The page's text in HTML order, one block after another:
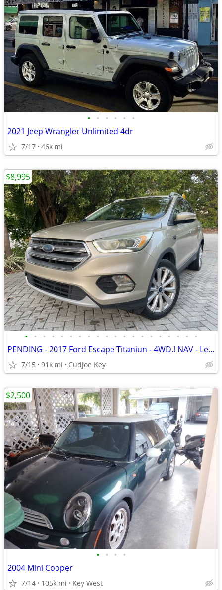
• • • • • •
2021 Jeep Wrangler Unlimited 4dr
7/17 46k mi
• • • • • • • • • • • • • • • • • • • •
PENDING - 2017 Ford Escape Titaniun - 4WD.! NAV - Leather - Pristine
7/15 91k mi Cudjoe Key
$8,995
• • • •
2004 Mini Cooper
7/14 105k mi Key West
$2,500